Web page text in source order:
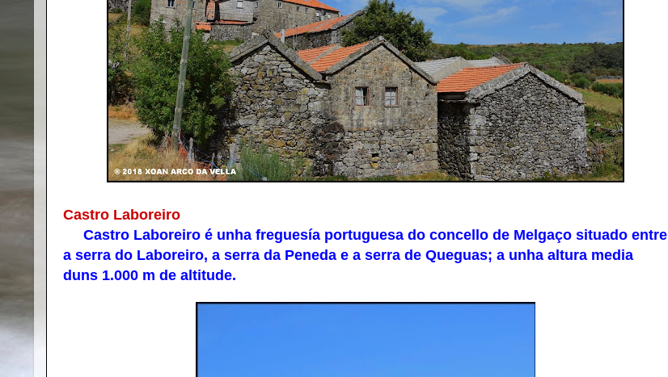
Castro Laboreiro
Castro Laboreiro é unha freguesía portuguesa do concello de Melgaço situado entre
a serra do Laboreiro, a serra da Peneda e a serra de Queguas; a unha altura media
duns 1.000 m de altitude.